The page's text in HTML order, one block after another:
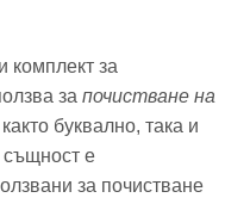
комплект за
за почистване на
буквално, така и
същност е
за почистване